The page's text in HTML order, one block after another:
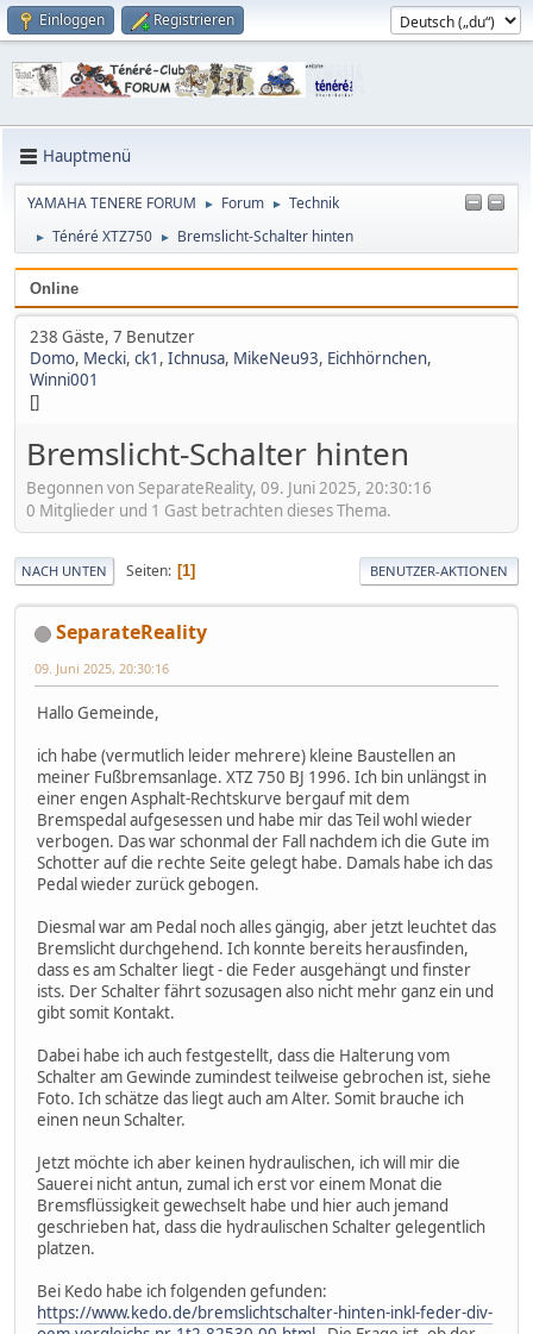
Einloggen Registrieren
Hauptmenü
YAMAHA TENERE FORUM ► Forum ► Technik
► Ténéré XTZ750 ► Bremslicht-Schalter hinten
Online
238 Gäste, 7 Benutzer
Domo, Mecki, ck1 , Ichnusa, MikeNeu93, Eichhörnchen,
Winni001
[]
Bremslicht-Schalter hinten
Begonnen von SeparateReality, 09. Juni 2025, 20:30:16
0 Mitglieder und 1 Gast betrachten dieses Thema.
NACH UNTEN Seiten 1 BENUTZER-AKTIONEN
SeparateReality
09. Juni 2025, 20:30:16
Hallo Gemeinde,
ich habe (vermutlich leider mehrere) kleine Baustellen an
meiner Fußbremsanlage. XTZ 750 BJ 1996. Ich bin unlängst in
einer engen Asphalt-Rechtskurve bergauf mit dem
Bremspedal aufgesessen und habe mir das Teil wohl wieder
verbogen. Das war schonmal der Fall nachdem ich die Gute im
Schotter auf die rechte Seite gelegt habe. Damals habe ich das
Pedal wieder zurück gebogen.
Diesmal war am Pedal noch alles gängig, aber jetzt leuchtet das
Bremslicht durchgehend. Ich konnte bereits herausfinden,
dass es am Schalter liegt - die Feder ausgehängt und finster
ists. Der Schalter fährt sozusagen also nicht mehr ganz ein und
gibt somit Kontakt.
Dabei habe ich auch festgestellt, dass die Halterung vom
Schalter am Gewinde zumindest teilweise gebrochen ist, siehe
Foto. Ich schätze das liegt auch am Alter. Somit brauche ich
einen neun Schalter.
Jetzt möchte ich aber keinen hydraulischen, ich will mir die
Sauerei nicht antun, zumal ich erst vor einem Monat die
Bremsflüssigkeit gewechselt habe und hier auch jemand
geschrieben hat, dass die hydraulischen Schalter gelegentlich
platzen.
Bei Kedo habe ich folgenden gefunden:
https://www.kedo.de/bremslichtschalter-hinten-inkl-feder-div-